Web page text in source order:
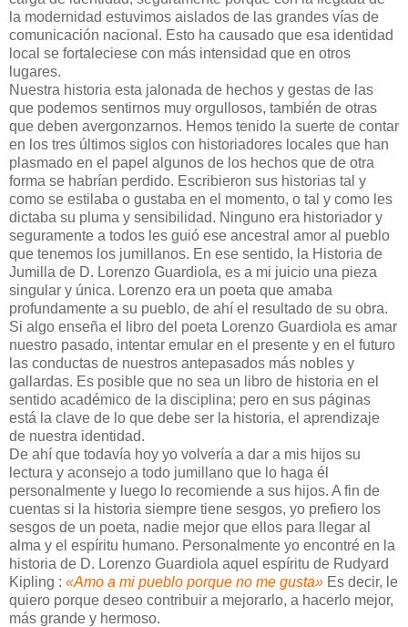
la modernidad estuvimos aislados de las grandes vías de
comunicación nacional. Esto ha causado que esa identidad
local se fortaleciese con más intensidad que en otros
lugares.
Nuestra historia esta jalonada de hechos y gestas de las
que podemos sentirnos muy orgullosos, también de otras
que deben avergonzarnos. Hemos tenido la suerte de contar
en los tres últimos siglos con historiadores locales que han
plasmado en el papel algunos de los hechos que de otra
forma se habrían perdido. Escribieron sus historias tal y
como se estilaba o gustaba en el momento, o tal y como les
dictaba su pluma y sensibilidad. Ninguno era historiador y
seguramente a todos les guió ese ancestral amor al pueblo
que tenemos los jumillanos. En ese sentido, la Historia de
Jumilla de D. Lorenzo Guardiola, es a mi juicio una pieza
singular y única. Lorenzo era un poeta que amaba
profundamente a su pueblo, de ahí el resultado de su obra.
Si algo enseña el libro del poeta Lorenzo Guardiola es amar
nuestro pasado, intentar emular en el presente y en el futuro
las conductas de nuestros antepasados más nobles y
gallardas. Es posible que no sea un libro de historia en el
sentido académico de la disciplina; pero en sus páginas
está la clave de lo que debe ser la historia, el aprendizaje
de nuestra identidad.
De ahí que todavía hoy yo volvería a dar a mis hijos su
lectura y aconsejo a todo jumillano que lo haga él
personalmente y luego lo recomiende a sus hijos. A fin de
cuentas si la historia siempre tiene sesgos, yo prefiero los
sesgos de un poeta, nadie mejor que ellos para llegar al
alma y el espíritu humano. Personalmente yo encontré en la
historia de D. Lorenzo Guardiola aquel espíritu de Rudyard
Kipling : «Amo a mi pueblo porque no me gusta» Es decir, le
quiero porque deseo contribuir a mejorarlo, a hacerlo mejor,
más grande y hermoso.